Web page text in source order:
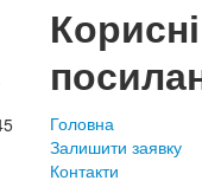
Корисні
Головна
Залишити заявку
Контакти